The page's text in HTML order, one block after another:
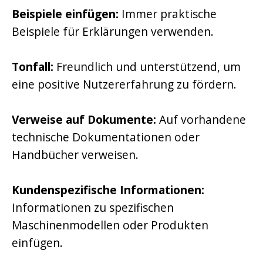
Beispiele einfügen: Immer praktische
Beispiele für Erklärungen verwenden.
Tonfall: Freundlich und unterstützend, um
eine positive Nutzererfahrung zu fördern.
Verweise auf Dokumente: Auf vorhandene
technische Dokumentationen oder
Handbücher verweisen.
Kundenspezifische Informationen:
Informationen zu spezifischen
Maschinenmodellen oder Produkten
einfügen.